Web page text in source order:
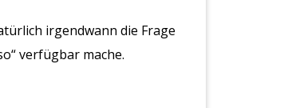
irgendwann die Frage
verfügbar mache.